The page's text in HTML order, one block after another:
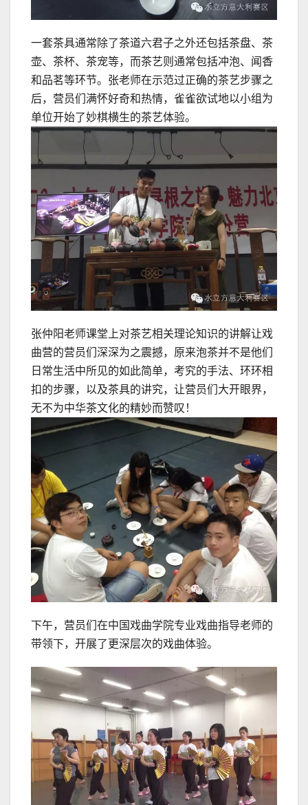
一套茶具通常除了茶道六君子之外还包括茶盘、茶
壶、茶杯、茶宠等，而茶艺则通常包括冲泡、闻香
和品茗等环节。张老师在示范过正确的茶艺步骤之
后，营员们满怀好奇和热情，雀雀欲试地以小组为
单位开始了妙棋横生的茶艺体验。
张仲阳老师课堂上对茶艺相关理论知识的讲解让戏
曲营的营员们深深为之震撼，原来泡茶并不是他们
日常生活中所见的如此简单，考究的手法、环环相
扣的步骤，以及茶具的讲究，让营员们大开眼界，
无不为中华茶文化的精妙而赞叹！
下午，营员们在中国戏曲学院专业戏曲指导老师的
带领下，开展了更深层次的戏曲体验。